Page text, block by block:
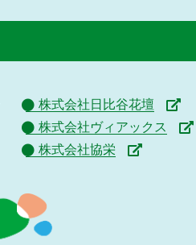
株式会社日比谷花壇
株式会社ヴィアックス
株式会社協栄